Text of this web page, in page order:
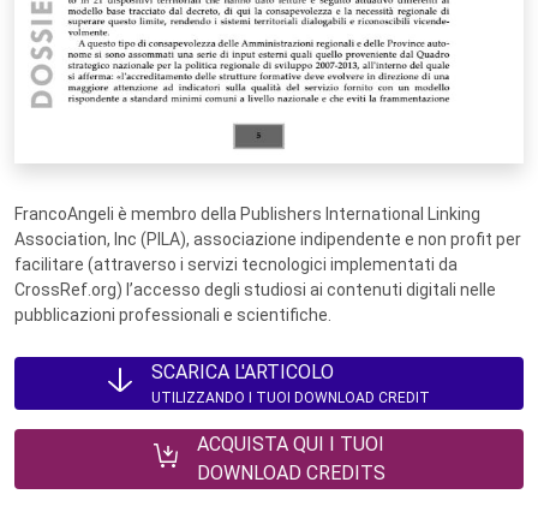
FrancoAngeli è membro della Publishers International Linking
Association, Inc (PILA), associazione indipendente e non profit per
facilitare (attraverso i servizi tecnologici implementati da
CrossRef.org) l’accesso degli studiosi ai contenuti digitali nelle
pubblicazioni professionali e scientifiche.
SCARICA L'ARTICOLO
UTILIZZANDO I TUOI DOWNLOAD CREDIT
ACQUISTA QUI I TUOI
DOWNLOAD CREDITS